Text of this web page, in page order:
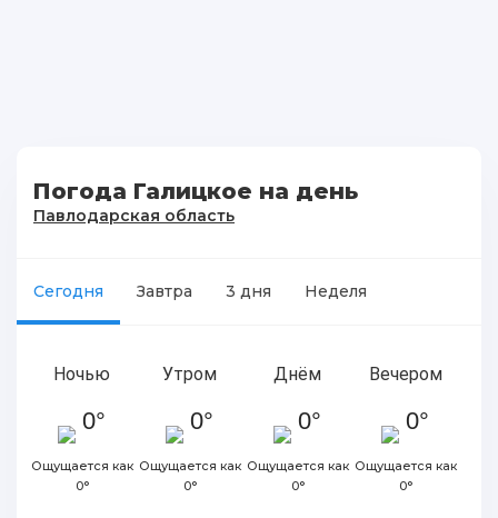
Погода Галицкое на день
Павлодарская область
Сегодня Завтра 3 дня Неделя
Ночью
0°
Ощущается как
0°
Утром
0°
Ощущается как
0°
Днём
0°
Ощущается как
0°
Вечером
0°
Ощущается как
0°